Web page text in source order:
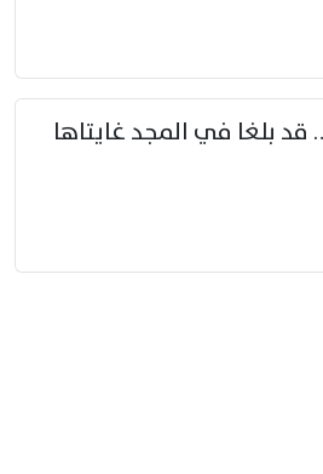
… قد بلغا في المجد غايتاها